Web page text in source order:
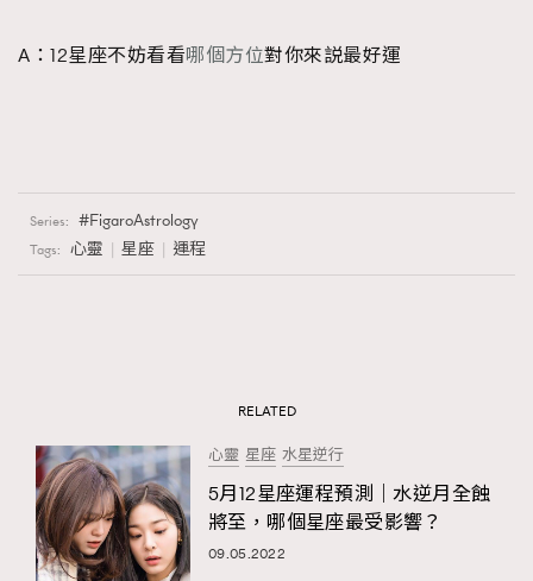
A：12星座不妨看看哪個方位對你來説最好運
Series: FigaroAstrology
Tags: 心靈 星座 運程
RELATED
心靈 星座 水星逆行
5月12星座運程預測｜水逆月全蝕
將至，哪個星座最受影響？
09.05.2022